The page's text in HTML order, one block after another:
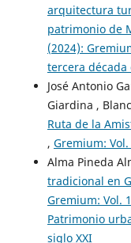
arquitectura
patrimonio de
(2024):
tercera década
José Antonio
Giardina ,
Ruta de la
, Gremium:
Alma Pineda
tradicional en
Gremium: Vol.
Patrimonio
siglo XXI